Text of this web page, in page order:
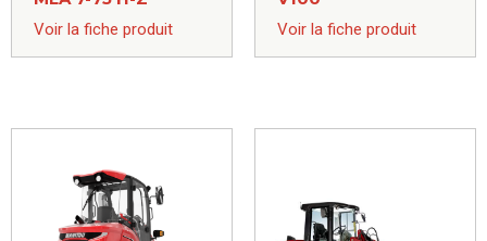
Voir la fiche produit Voir la fiche produit